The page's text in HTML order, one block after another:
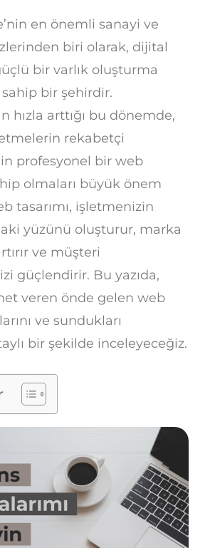
en önemli sanayi ve
biri olarak, dijital
bir varlık oluşturma
bir şehirdir.
hızla arttığı bu dönemde,
rekabetçi
profesyonel bir web
olmaları büyük önem
tasarımı, işletmenizin
yüzünü oluşturur, marka
ve müşteri
güçlendirir. Bu yazıda,
veren önde gelen web
ve sundukları
bir şekilde inceleyeceğiz.